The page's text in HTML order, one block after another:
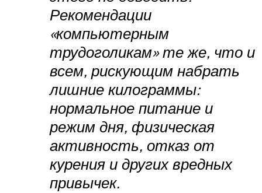
Рекомендации
«компьютерным
трудоголикам» те же, что и
всем, рискующим набрать
лишние килограммы:
нормальное питание и
режим дня, физическая
активность, отказ от
курения и других вредных
привычек.